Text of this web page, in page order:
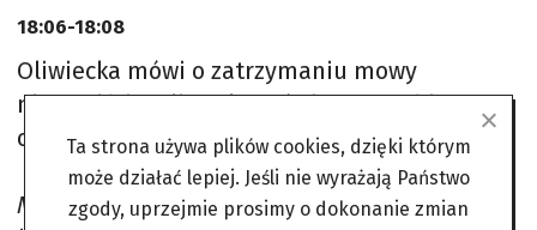
18:06-18:08
Oliwiecka mówi o zatrzymaniu mowy
nienawiści. Polityczka mówi o potrzebie
odtrutki, którą są Tusk i Hołownia.
Mamy wspólny cel, wizję i pamięć tych osób,
Ta strona używa plików cookies, dzięki którym
może działać lepiej. Jeśli nie wyrażają Państwo
zgody, uprzejmie prosimy o dokonanie zmian